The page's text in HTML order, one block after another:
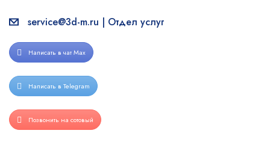
service@3d-m.ru | Отдел услуг
Написать в чат Max
Написать в Telegram
Позвонить на сотовый